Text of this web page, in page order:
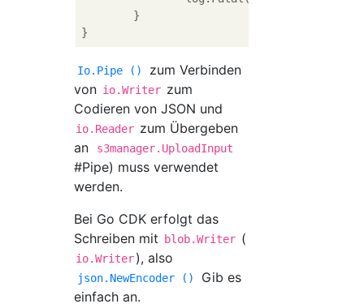
Io.Pipe ()
zum Verbinden
von io.Writer zum
Codieren von JSON und
io.Reader zum Übergeben
an
s3manager.UploadInput
#Pipe) muss verwendet
werden.
Bei Go CDK erfolgt das
Schreiben mit
blob.Writer (
io.Writer), also
json.NewEncoder ()
Gib es
einfach an.